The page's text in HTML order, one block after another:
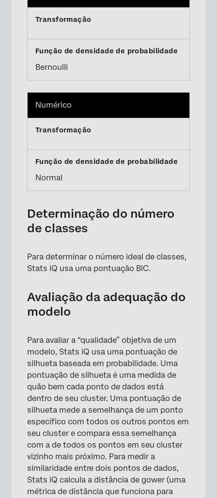
Bernoulli
Numérico
Normal
Determinação do número
de classes
Para determinar o número ideal de classes,
Stats iQ usa uma pontuação BIC.
Avaliação da adequação do
modelo
Para avaliar a “qualidade” objetiva de um
modelo, Stats iQ usa uma pontuação de
silhueta baseada em probabilidade. Uma
pontuação de silhueta é uma medida de
quão bem cada ponto de dados está
dentro de seu cluster. Uma pontuação de
silhueta mede a semelhança de um ponto
específico com todos os outros pontos em
seu cluster e compara essa semelhança
com a de todos os pontos em seu cluster
vizinho mais próximo. Para medir a
similaridade entre dois pontos de dados,
Stats iQ calcula a distância de gower (uma
métrica de distância que funciona para